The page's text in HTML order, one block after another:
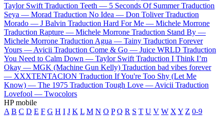
Taylor Swift Traduction Teeth — 5 Seconds Of Summer Traduction
Seya — Morad Traduction No Idea — Don Toliver Traduction
Morado — J Balvin Traduction Hard For Me — Michele Morrone
Traduction Rapture — Michele Morrone Traduction Stand By —
Michele Morrone Traduction Agua — Tainy Traduction Forever
Yours — Avicii Traduction Come & Go — Juice WRLD Traduction
You Need to Calm Down — Taylor Swift Traduction I Think I’m
Okay — MGK (Machine Gun Kelly) Traduction bad vibes forever
— XXXTENTACION Traduction If You're Too Shy (Let Me
Know) — The 1975 Traduction Tough Love — Avicii Traduction
Lovefool — Twocolors
HP mobile
A B C D E F G H I J K L M N O P Q R S T U V W X Y Z 0-9